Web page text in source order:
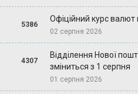
5386
Офіційний курс валют
02 серпня 2026
4307
Відділення Нової
зміниться з 1 серпня
01 серпня 2026